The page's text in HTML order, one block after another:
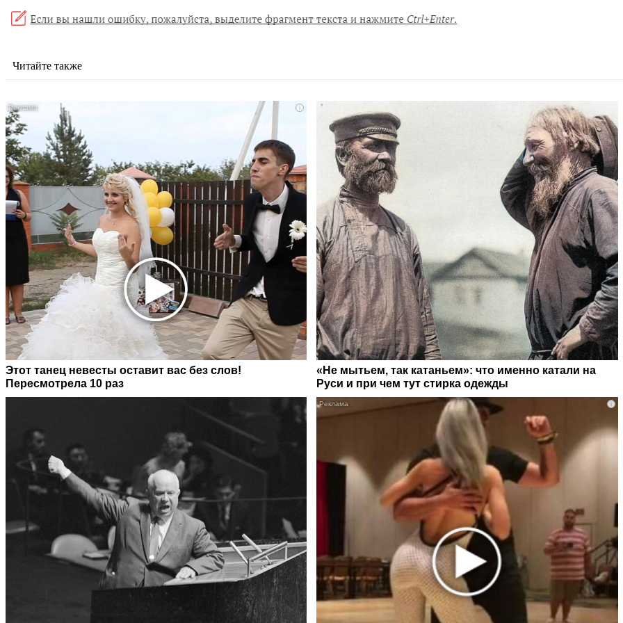
Читайте также
i
Этот танец невесты оставит вас без слов!
Пересмотрела 10 раз
«Не мытьем, так катаньем»: что именно катали на
Руси и при чем тут стирка одежды
i